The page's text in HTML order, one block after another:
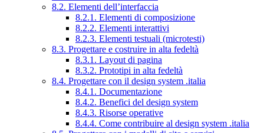
8.2. Elementi dell’interfaccia
8.2.1. Elementi di composizione
8.2.2. Elementi interattivi
8.2.3. Elementi testuali (microtesti)
8.3. Progettare e costruire in alta fedeltà
8.3.1. Layout di pagina
8.3.2. Prototipi in alta fedeltà
8.4. Progettare con il design system .italia
8.4.1. Documentazione
8.4.2. Benefici del design system
8.4.3. Risorse operative
8.4.4. Come contribuire al design system .italia